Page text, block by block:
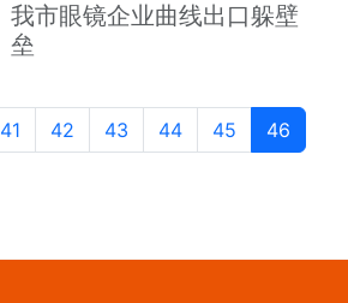
我市眼镜企业曲线出口躲壁
垒
41 42 43 44 45 46